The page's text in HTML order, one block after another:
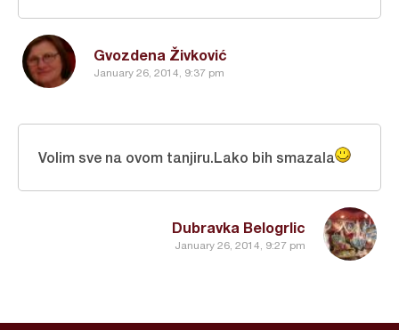
Gvozdena Živković
January 26, 2014, 9:37 pm
Dubravka Belogrlic
January 26, 2014, 9:27 pm
Volim sve na ovom tanjiru.Lako bih smazala